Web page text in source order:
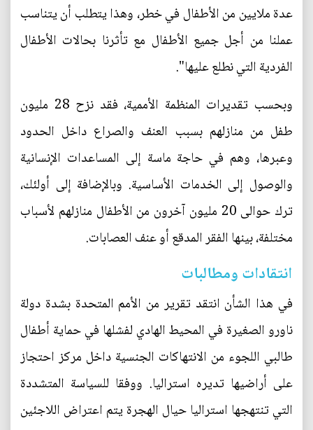
عدة ملايين من الأطفال في خطر، وهذا يتطلب أن يتناسب
عملنا من أجل جميع الأطفال مع تأثرنا بحالات الأطفال
الفردية التي نطلع عليها".
وبحسب تقديرات المنظمة الأممية، فقد نزح 28 مليون
طفل من منازلهم بسبب العنف والصراع داخل الحدود
وعبرها، وهم في حاجة ماسة إلى المساعدات الإنسانية
والوصول إلى الخدمات الأساسية. وبالإضافة إلى أولئك،
ترك حوالى 20 مليون آخرون من الأطفال منازلهم لأسباب
مختلفة، بينها الفقر المدقع أو عنف العصابات.
انتقادات ومطالبات
في هذا الشأن انتقد تقرير من الأمم المتحدة بشدة دولة
ناورو الصغيرة في المحيط الهادي لفشلها في حماية أطفال
طالبي اللجوء من الانتهاكات الجنسية داخل مركز احتجاز
على أراضيها تديره استراليا. ووفقا للسياسة المتشددة
التي تنتهجها استراليا حيال الهجرة يتم اعتراض اللاجئين